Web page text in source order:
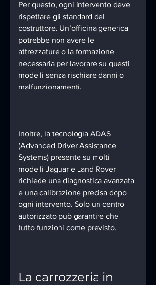
Per questo, ogni intervento deve
rispettare gli standard del
costruttore. Un’officina generica
potrebbe non avere le
attrezzature o la formazione
necessaria per lavorare su questi
modelli senza rischiare danni o
malfunzionamenti.
Inoltre, la tecnologia ADAS
(Advanced Driver Assistance
Systems) presente su molti
modelli Jaguar e Land Rover
richiede una diagnostica avanzata
e una calibrazione precisa dopo
ogni intervento. Solo un centro
autorizzato può garantire che
tutto funzioni come previsto.
La carrozzeria in